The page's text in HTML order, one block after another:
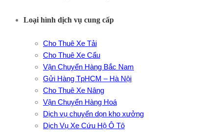
Loại hình dịch vụ cung cấp
Cho Thuê Xe Tải
Cho Thuê Xe Cẩu
Vận Chuyển Hàng Bắc Nam
Gửi Hàng TpHCM – Hà Nội
Cho Thuê Xe Nâng
Vận Chuyển Hàng Hoá
Dịch vụ chuyển dọn kho xưởng
Dịch Vụ Xe Cứu Hộ Ô Tô